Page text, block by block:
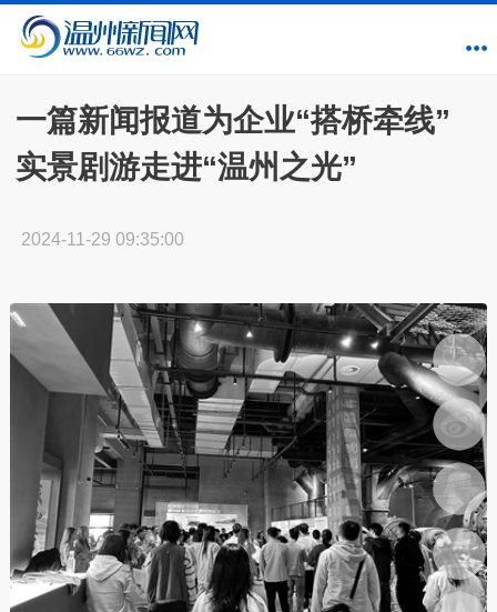
一篇新闻报道为企业“搭桥牵线”
实景剧游走进“温州之光”
2024-11-29 09:35:00